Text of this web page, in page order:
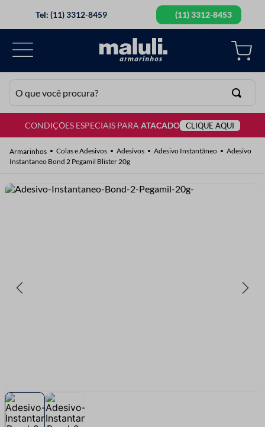
Tel: (11) 3312-8459 (11) 3312-8453
O que você procura?
CONDIÇÕES ESPECIAIS PARAATACADO CLIQUE AQUI
Colas e Adesivos Adesivos Adesivo Instantâneo
Adesivo
Instantaneo Bond 2 Pegamil Blister 20g
TERMOS MAIS BUSCADOS
2º
barbante
3º
botão
8º